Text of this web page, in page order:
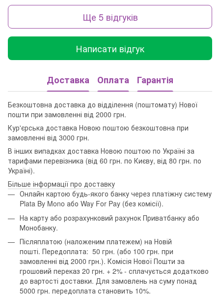
Ще 5 відгуків
Написати відгук
Доставка Оплата Гарантія
Безкоштовна доставка до відділення (поштомату) Нової
пошти при замовленні від 2000 грн.
Кур'єрська доставка Новою поштою безкоштовна при
замовленні від 3000 грн.
В інших випадках доставка Новою поштою по Україні за
тарифами перевізника (від 60 грн. по Києву, від 80 грн. по
Україні).
Більше інформації про доставку
Онлайн картою будь-якого банку через платіжну систему
Plata By Mono або Way For Pay (без комісії).
На карту або розрахунковий рахунок Приватбанку або
Монобанку.
Післяплатою (наложеним платежем) на Новій
пошті. Передоплата: 50 грн. (або 100 грн. при
замовленні від 2000 грн.). Комісія Нової Пошти за
грошовий переказ 20 грн. + 2% - сплачується додатково
до вартості доставки. Для замовлень на суму понад
5000 грн. передоплата становить 10%.